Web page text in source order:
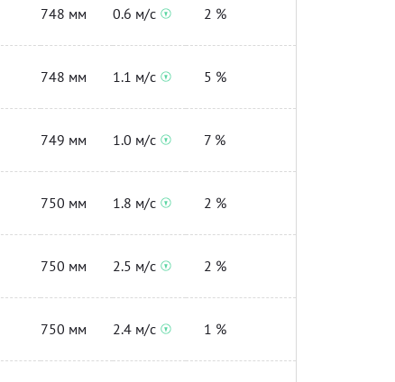
748 мм 0.6 м/с 2 %
748 мм 1.1 м/с 5 %
749 мм 1.0 м/с 7 %
750 мм 1.8 м/с 2 %
750 мм 2.5 м/с 2 %
750 мм 2.4 м/с 1 %